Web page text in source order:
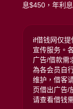
息$450，年利
远离贷款诈
拒绝给予银
拒绝任何类
拒绝给付任
拒绝提供门
if借钱网仅提
宣传服务。
广告/借款需
為各会员自
维护，借客
页借出广告/
请查看借钱